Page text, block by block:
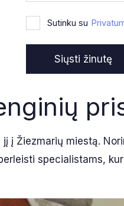
Sutinku su
į Žiezmarių miestą.
specialistams,